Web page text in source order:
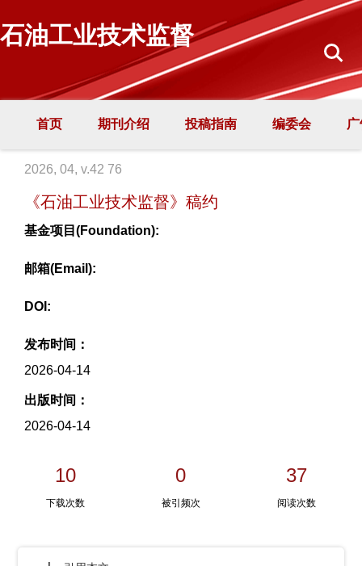
石油工业技术监督
首页 期刊介绍 投稿指南 编委会
2026, 04, v.42 76
《石油工业技术监督》稿约
基金项目(Foundation):
邮箱(Email):
DOI:
发布时间：
2026-04-14
出版时间：
2026-04-14
10 0 37
下载次数 被引频次 阅读次数